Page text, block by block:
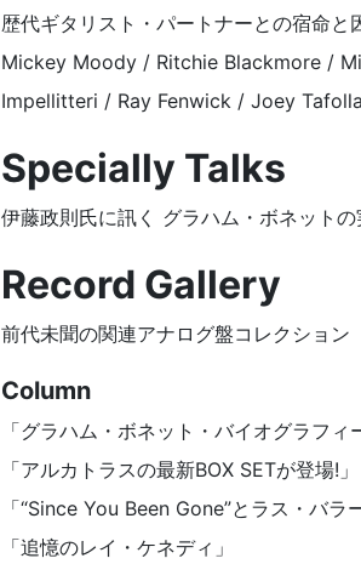
歴代ギタリスト・パートナーとの宿命と
Mickey Moody / Ritchie Blackmore /
Impellitteri / Ray Fenwick / Joey Tafolla
Specially Talks
伊藤政則氏に訊く グラハム・ボネットの
Record Gallery
前代未聞の関連アナログ盤コレクション
Column
「グラハム・ボネット・バイオグラフィ
「アルカトラスの最新BOX SETが登場!」
「“Since You Been Gone”とラス・バラ
「追憶のレイ・ケネディ」